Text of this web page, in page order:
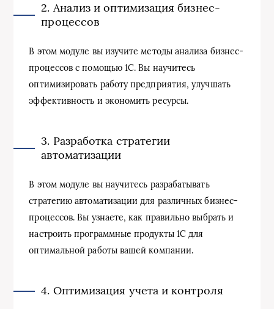
2. Анализ и оптимизация бизнес-
процессов
В этом модуле вы изучите методы анализа бизнес-
процессов с помощью 1С. Вы научитесь
оптимизировать работу предприятия, улучшать
эффективность и экономить ресурсы.
3. Разработка стратегии
автоматизации
В этом модуле вы научитесь разрабатывать
стратегию автоматизации для различных бизнес-
процессов. Вы узнаете, как правильно выбрать и
настроить программные продукты 1С для
оптимальной работы вашей компании.
4. Оптимизация учета и контроля